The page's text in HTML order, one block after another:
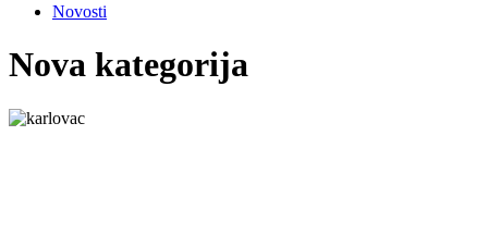
Novosti
Nova kategorija